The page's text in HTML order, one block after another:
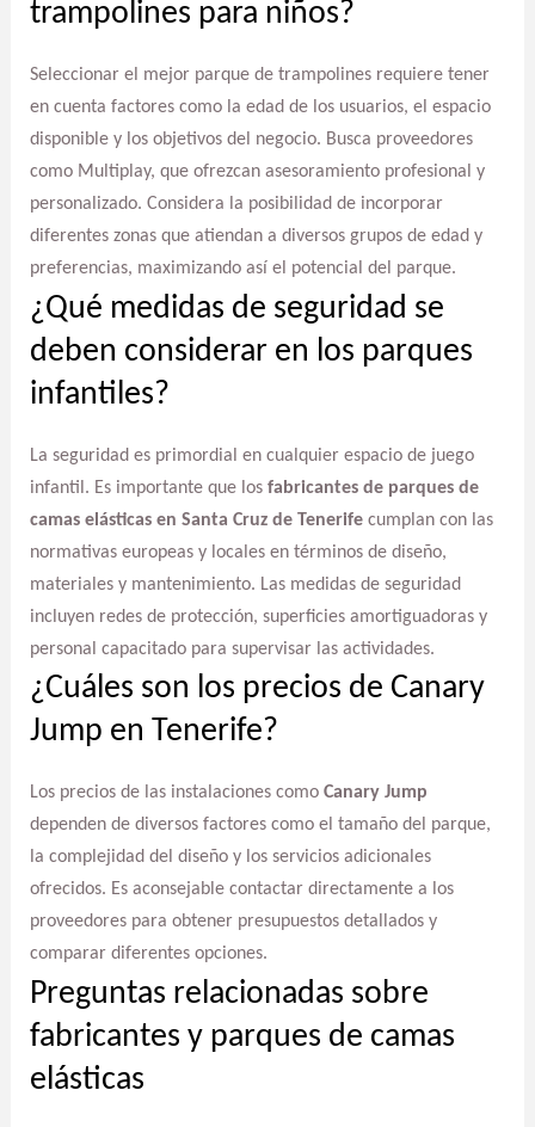
trampolines para niños?
Seleccionar el mejor parque de trampolines requiere tener
en cuenta factores como la edad de los usuarios, el espacio
disponible y los objetivos del negocio. Busca proveedores
como Multiplay, que ofrezcan asesoramiento profesional y
personalizado. Considera la posibilidad de incorporar
diferentes zonas que atiendan a diversos grupos de edad y
preferencias, maximizando así el potencial del parque.
¿Qué medidas de seguridad se
deben considerar en los parques
infantiles?
La seguridad es primordial en cualquier espacio de juego
infantil. Es importante que los fabricantes de parques de
camas elásticas en Santa Cruz de Tenerifecumplan con las
normativas europeas y locales en términos de diseño,
materiales y mantenimiento. Las medidas de seguridad
incluyen redes de protección, superficies amortiguadoras y
personal capacitado para supervisar las actividades.
¿Cuáles son los precios de Canary
Jump en Tenerife?
Los precios de las instalaciones como Canary Jump
dependen de diversos factores como el tamaño del parque,
la complejidad del diseño y los servicios adicionales
ofrecidos. Es aconsejable contactar directamente a los
proveedores para obtener presupuestos detallados y
comparar diferentes opciones.
Preguntas relacionadas sobre
fabricantes y parques de camas
elásticas